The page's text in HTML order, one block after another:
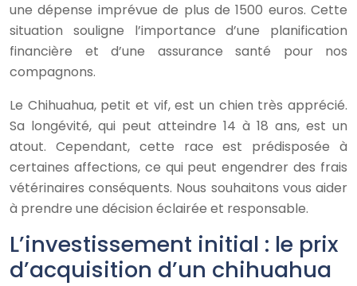
une dépense imprévue de plus de 1500 euros. Cette
situation souligne l’importance d’une planification
financière et d’une assurance santé pour nos
compagnons.
Le Chihuahua, petit et vif, est un chien très apprécié.
Sa longévité, qui peut atteindre 14 à 18 ans, est un
atout. Cependant, cette race est prédisposée à
certaines affections, ce qui peut engendrer des frais
vétérinaires conséquents. Nous souhaitons vous aider
à prendre une décision éclairée et responsable.
L’investissement initial : le prix
d’acquisition d’un chihuahua